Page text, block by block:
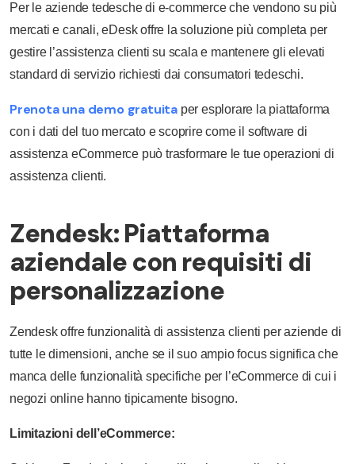
Per le aziende tedesche di e-commerce che vendono su più
mercati e canali, eDesk offre la soluzione più completa per
gestire l’assistenza clienti su scala e mantenere gli elevati
standard di servizio richiesti dai consumatori tedeschi.
Prenota una demo gratuita per esplorare la piattaforma
con i dati del tuo mercato e scoprire come il software di
assistenza eCommerce può trasformare le tue operazioni di
assistenza clienti.
Zendesk: Piattaforma
aziendale con requisiti di
personalizzazione
Zendesk offre funzionalità di assistenza clienti per aziende di
tutte le dimensioni, anche se il suo ampio focus significa che
manca delle funzionalità specifiche per l’eCommerce di cui i
negozi online hanno tipicamente bisogno.
Limitazioni dell’eCommerce: